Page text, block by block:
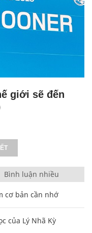
giới sẽ đến
Bình luận nhiều
cơ bản cần nhớ
của Lý Nhã Kỳ